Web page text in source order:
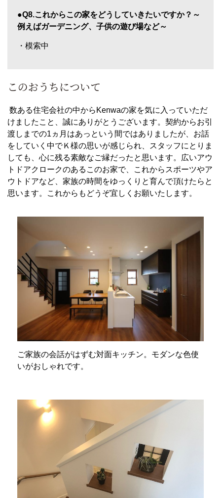
●Q8.これからこの家をどうしていきたいですか？～
例えばガーデニング、子供の遊び場など～
・模索中
このおうちについて
数ある住宅会社の中からKenwaの家を気に入っていただ
けましたこと、誠にありがとうございます。契約からお引
渡しまでの1ヵ月はあっという間ではありましたが、お話
をしていく中でＫ様の思いが感じられ、スタッフにとりま
しても、心に残る素敵なご縁だったと思います。広いアウ
トドアクロークのあるこのお家で、これからスポーツやア
ウトドアなど、家族の時間をゆっくりと育んで頂けたらと
思います。これからもどうぞ宜しくお願いたします。
ご家族の会話がはずむ対面キッチン。モダンな色使
いがおしゃれです。